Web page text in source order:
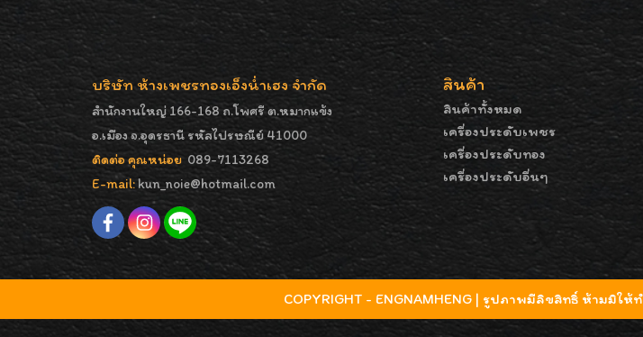
บริษัท ห้างเพชรทองเอ็งน่ำเฮง จำกัด
สำนักงานใหญ่ 166-168 ถ.โพศรี ต.หมากแข้ง
อ.เมือง จ.อุดรธานี รหัสไปรษณีย์ 41000
ติดต่อ คุณหน่อย 089-7113268
E-mail:kun_noie@hotmail.com
สินค้า
สินค้าทั้งหมด
เครื่องประดับเพชร
เครื่องประดับทอง
เครื่องประดับอื่นๆ
COPYRIGHT - ENGNAMHENG | รูปภาพมีลิขสิทธิ์ ห้ามมิ